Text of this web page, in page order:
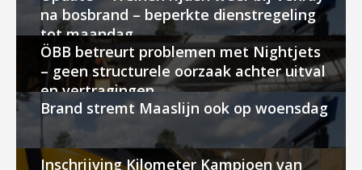
na bosbrand – beperkte dienstregeling
tot maandag
ÖBB betreurt problemen met Nightjets
– geen structurele oorzaak achter uitval
en vertragingen
Brand stremt Maaslijn ook op woensdag
Inschrijving Kilometer Kampioen van